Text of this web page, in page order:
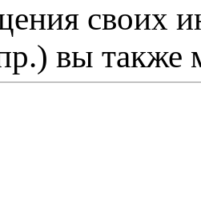
своих
вы также